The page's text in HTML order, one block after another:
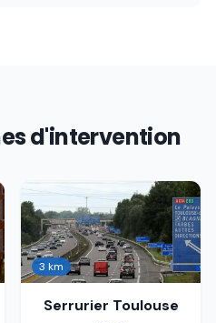
d'intervention
3 km
Serrurier Toulouse